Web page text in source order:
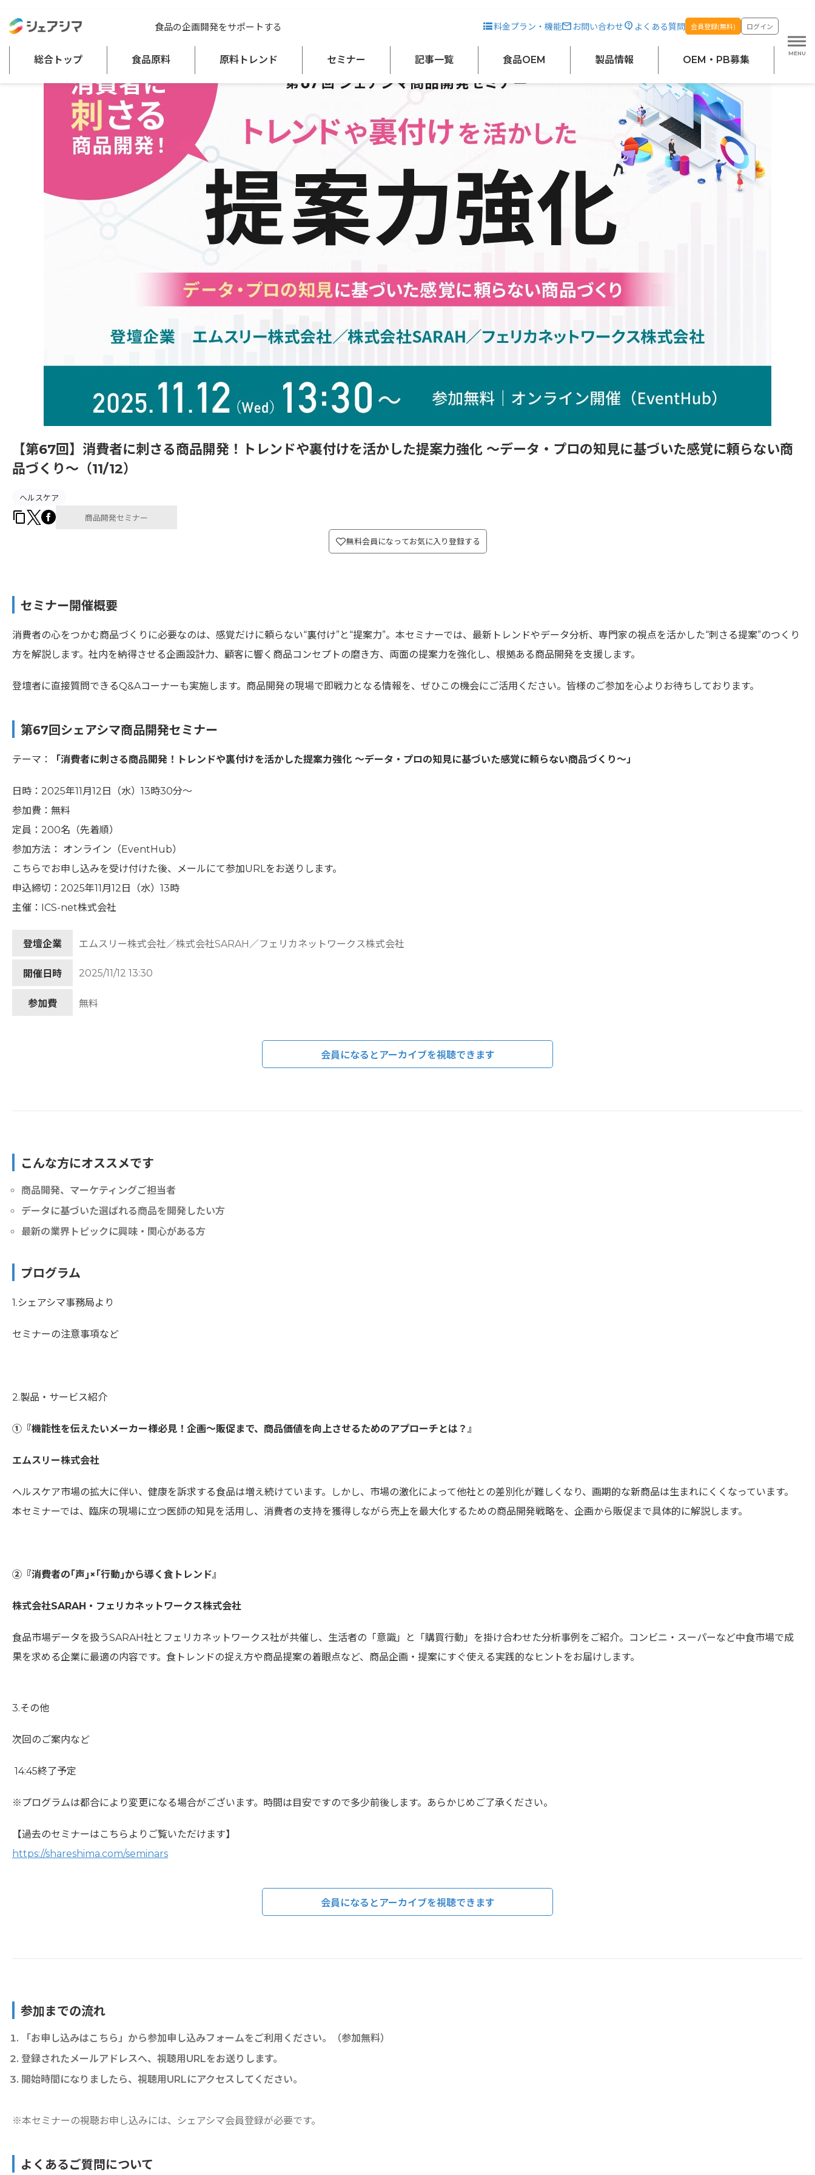
食品の企画開発をサポートする 料金プラン・機能 お問い合わせ よくある質問 会員登録(無料) ログイン
総合トップ 食品原料 原料トレンド セミナー 記事一覧 食品OEM 製品情報 OEM・PB募集
【第67回】消費者に刺さる商品開発！トレンドや裏付けを活かした提案力強化 ～データ・プロの知見に基づいた感覚に頼らない商
品づくり～（11/12）
ヘルスケア
商品開発セミナー
無料会員になってお気に入り登録する
セミナー開催概要
消費者の心をつかむ商品づくりに必要なのは、感覚だけに頼らない“裏付け”と“提案力”。本セミナーでは、最新トレンドやデータ分析、専門家の視点を活かした“刺さる提案”のつくり
方を解説します。社内を納得させる企画設計力、顧客に響く商品コンセプトの磨き方、両面の提案力を強化し、根拠ある商品開発を支援します。
登壇者に直接質問できるQ&Aコーナーも実施します。商品開発の現場で即戦力となる情報を、ぜひこの機会にご活用ください。皆様のご参加を心よりお待ちしております。
第67回シェアシマ商品開発セミナー
テーマ： 「消費者に刺さる商品開発！トレンドや裏付けを活かした提案力強化 ～データ・プロの知見に基づいた感覚に頼らない商品づくり～」
日時：2025年11月12日（水）13時30分～
参加費：無料
定員：200名（先着順）
参加方法： オンライン（EventHub）
こちらでお申し込みを受け付けた後、メールにて参加URLをお送りします。
申込締切：2025年11月12日（水）13時
主催：ICS-net株式会社
登壇企業 エムスリー株式会社／株式会社SARAH／フェリカネットワークス株式会社
開催日時 2025/11/12 13:30
参加費 無料
会員になるとアーカイブを視聴できます
こんな方にオススメです
商品開発、マーケティングご担当者
データに基づいた選ばれる商品を開発したい方
最新の業界トピックに興味・関心がある方
プログラム
1.シェアシマ事務局より
セミナーの注意事項など
2.製品・サービス紹介
①『機能性を伝えたいメーカー様必見！企画～販促まで、商品価値を向上させるためのアプローチとは？』
エムスリー株式会社
ヘルスケア市場の拡大に伴い、健康を訴求する食品は増え続けています。しかし、市場の激化によって他社との差別化が難しくなり、画期的な新商品は生まれにくくなっています。
本セミナーでは、臨床の現場に立つ医師の知見を活用し、消費者の支持を獲得しながら売上を最大化するための商品開発戦略を、企画から販促まで具体的に解説します。
②『消費者の｢声｣×｢行動｣から導く食トレンド』
株式会社SARAH・フェリカネットワークス株式会社
食品市場データを扱うSARAH社とフェリカネットワークス社が共催し、生活者の「意識」と「購買行動」を掛け合わせた分析事例をご紹介。コンビニ・スーパーなど中食市場で成
果を求める企業に最適の内容です。食トレンドの捉え方や商品提案の着眼点など、商品企画・提案にすぐ使える実践的なヒントをお届けします。
3.その他
次回のご案内など
14:45終了予定
※プログラムは都合により変更になる場合がございます。時間は目安ですので多少前後します。あらかじめご了承ください。
【過去のセミナーはこちらよりご覧いただけます】
https://shareshima.com/seminars
会員になるとアーカイブを視聴できます
参加までの流れ
「お申し込みはこちら」から参加申し込みフォームをご利⽤ください。（参加無料）
登録されたメールアドレスへ、視聴用URLをお送りします。
開始時間になりましたら、視聴用URLにアクセスしてください。
※本セミナーの視聴お申し込みには、シェアシマ会員登録が必要です。
よくあるご質問について